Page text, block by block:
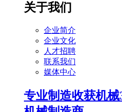
关于我们
企业简介
企业文化
人才招聘
联系我们
媒体中心
专业制造收获机